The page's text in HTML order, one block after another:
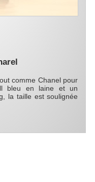
comme Chanel pour
bleu en laine et un
la taille est soulignée